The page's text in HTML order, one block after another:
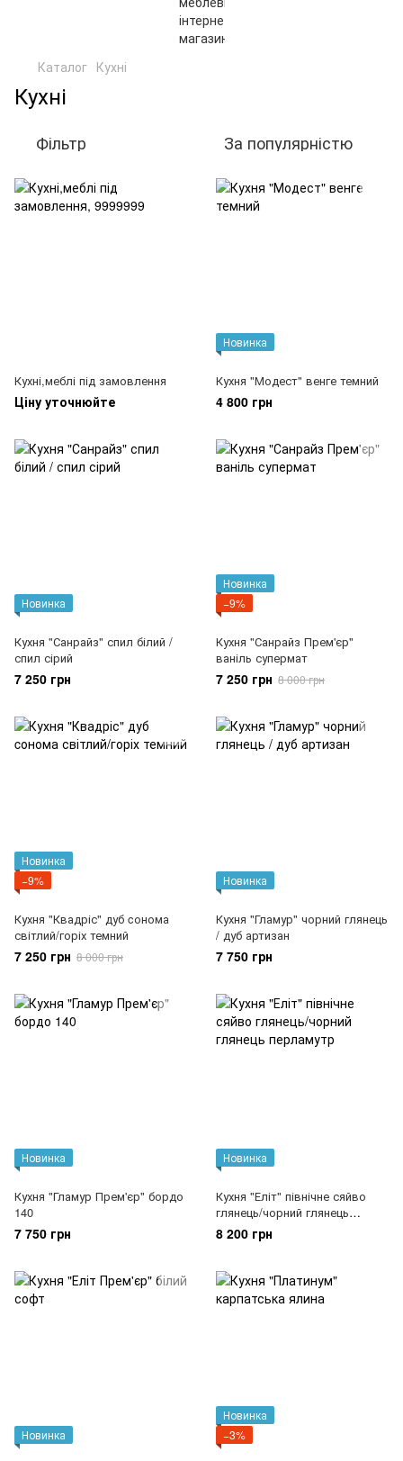
Каталог Кухні
Кухні
Фільтр За популярністю
Кухні,меблі під замовлення
Ціну уточнюйте
Новинка
Кухня "Модест" венге темний
4 800 грн
Новинка
Кухня "Санрайз" спил білий /
спил сірий
7 250 грн
Новинка
−9%
Кухня "Санрайз Прем'єр"
ваніль супермат
7 250 грн 8 000 грн
Новинка
−9%
Кухня "Квадріс" дуб cонома
світлий/горіх темний
7 250 грн 8 000 грн
Новинка
Кухня "Гламур" чорний глянець
/ дуб артизан
7 750 грн
Новинка
Кухня "Гламур Прем'єр" бордо
140
7 750 грн
Новинка
Кухня "Еліт" північне сяйво
глянець/чорний глянець
перламутр
8 200 грн
Новинка
Новинка
−3%